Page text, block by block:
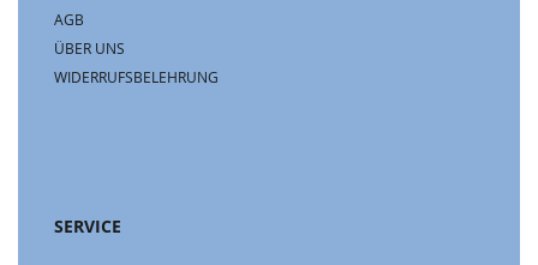
AGB
ÜBER UNS
WIDERRUFSBELEHRUNG
SERVICE